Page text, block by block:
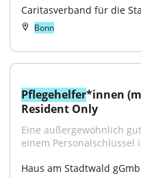
Caritasverband für die
Bonn
Pflegehelfer*innen
Resident Only
Eine außergewöhnlich
einem Personalschlüssel
Haus am Stadtwald